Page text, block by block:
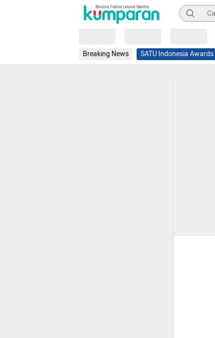
Pencarian
Breaking News SATU Indonesia Awards